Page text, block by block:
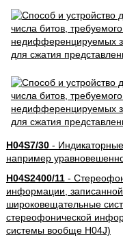
H04S7/30- Индикаторные
например
H04S2400/11-
информации,
широковещательные
стереофонической
системы вообще H04J)